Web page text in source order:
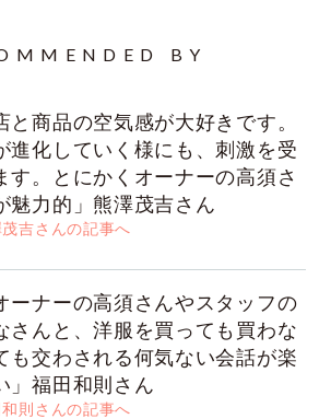
BY
と商品の空気感が大好きです。
進化していく様にも、刺激を受
す。とにかくオーナーの高須さ
魅力的」熊澤茂吉さん
吉さんの記事へ
ーナーの高須さんやスタッフの
さんと、洋服を買っても買わな
も交わされる何気ない会話が楽
」福田和則さん
則さんの記事へ